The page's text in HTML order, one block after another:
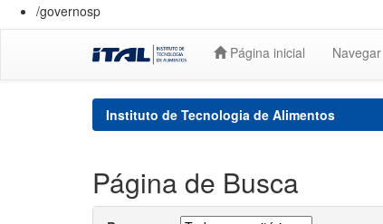
/governosp
Página inicial Navegar
Instituto de Tecnologia de Alimentos
Página de Busca